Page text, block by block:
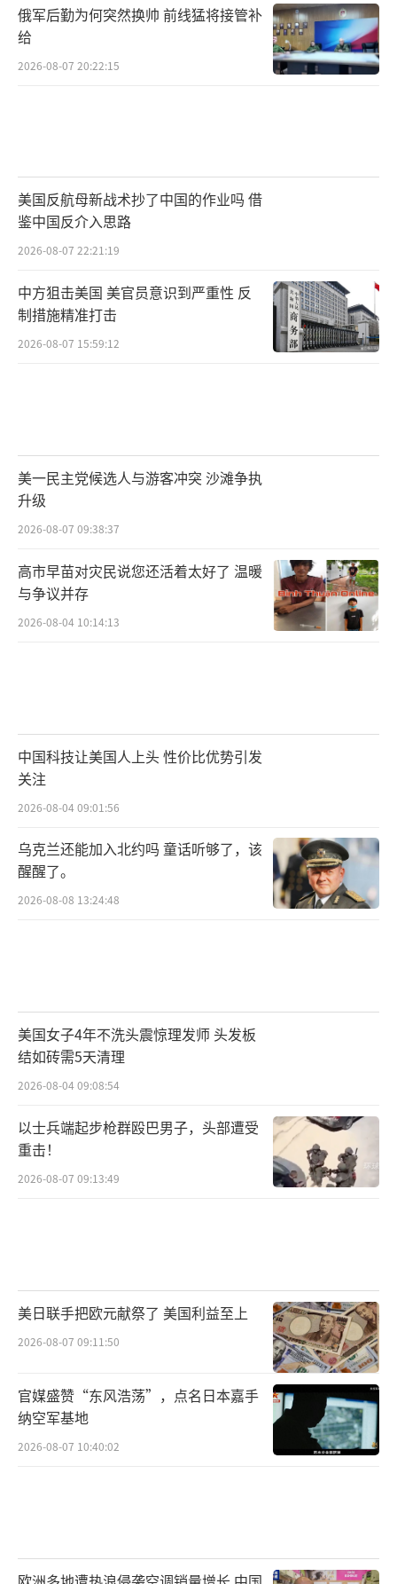
俄军后勤为何突然换帅 前线猛将接管补
给
2026-08-07 20:22:15
美国反航母新战术抄了中国的作业吗 借
鉴中国反介入思路
2026-08-07 22:21:19
中方狙击美国 美官员意识到严重性 反
制措施精准打击
2026-08-07 15:59:12
美一民主党候选人与游客冲突 沙滩争执
升级
2026-08-07 09:38:37
高市早苗对灾民说您还活着太好了 温暖
与争议并存
2026-08-04 10:14:13
中国科技让美国人上头 性价比优势引发
关注
2026-08-04 09:01:56
乌克兰还能加入北约吗 童话听够了，该
醒醒了。
2026-08-08 13:24:48
美国女子4年不洗头震惊理发师 头发板
结如砖需5天清理
2026-08-04 09:08:54
以士兵端起步枪群殴巴男子，头部遭受
重击！
2026-08-07 09:13:49
美日联手把欧元献祭了 美国利益至上
2026-08-07 09:11:50
官媒盛赞“东风浩荡”，点名日本嘉手
纳空军基地
2026-08-07 10:40:02